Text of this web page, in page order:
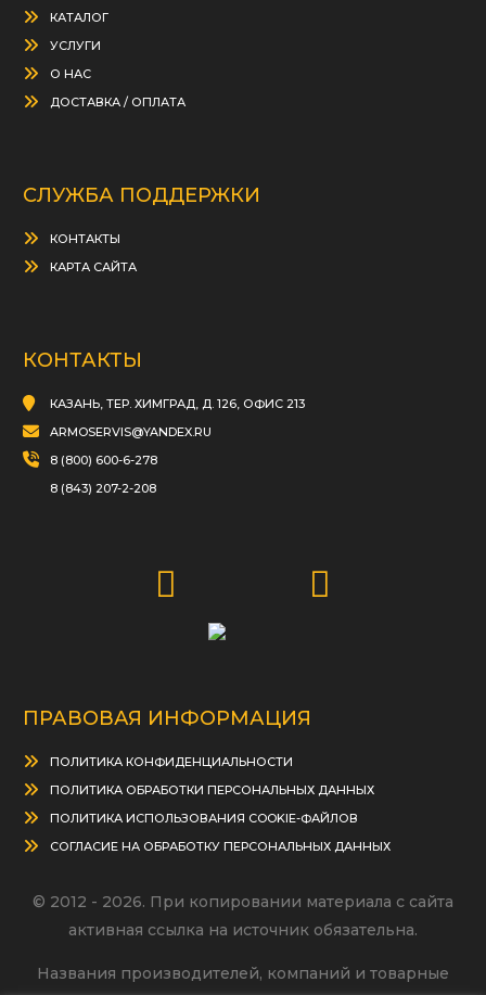
КАТАЛОГ
УСЛУГИ
О НАС
ДОСТАВКА / ОПЛАТА
СЛУЖБА ПОДДЕРЖКИ
КОНТАКТЫ
КАРТА САЙТА
КОНТАКТЫ
КАЗАНЬ, ТЕР. ХИМГРАД, Д. 126, ОФИС 213
ARMOSERVIS@YANDEX.RU
8 (800) 600-6-278
8 (843) 207-2-208
ПРАВОВАЯ ИНФОРМАЦИЯ
ПОЛИТИКА КОНФИДЕНЦИАЛЬНОСТИ
ПОЛИТИКА ОБРАБОТКИ ПЕРСОНАЛЬНЫХ ДАННЫХ
ПОЛИТИКА ИСПОЛЬЗОВАНИЯ COOKIE-ФАЙЛОВ
СОГЛАСИЕ НА ОБРАБОТКУ ПЕРСОНАЛЬНЫХ ДАННЫХ
© 2012 - 2026. При копировании материала с сайта
активная ссылка на источник обязательна.
Названия производителей, компаний и товарные